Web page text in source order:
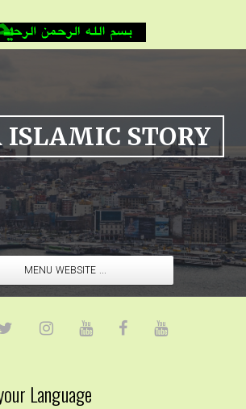
ISLAMIC STORY
MENU WEBSITE ...
Language